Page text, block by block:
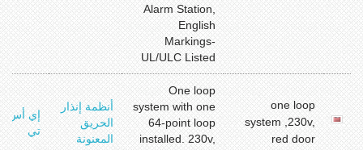
Alarm Station,
English
Markings-
UL/ULC Listed
one loop
system ,230v,
red door
One loop
system with one
64-point loop
installed. 230v,
أنظمة إنذار
الحريق
المعنونة
إي أس
تي